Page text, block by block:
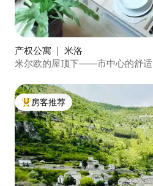
产权公寓 ｜ 米洛
米尔欧的屋顶下——市中心的舒适
热门「房客推荐」
房客推荐